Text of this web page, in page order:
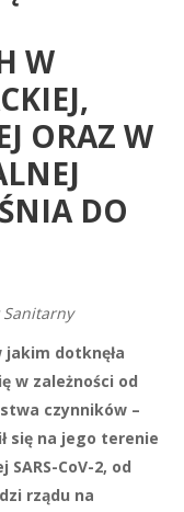
W
ORAZ W
DO
Sanitarny
jakim dotknęła
w zależności od
czynników –
się na jego terenie
CoV-2, od
rządu na